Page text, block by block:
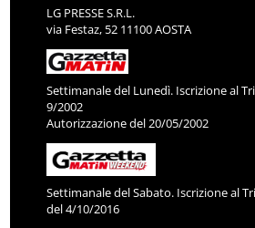
LG PRESSE S.R.L.
via Festaz, 52 11100 AOSTA
Settimanale del Lunedì. Iscrizione al
9/2002
Autorizzazione del 20/05/2002
Settimanale del Sabato. Iscrizione al
del 4/10/2016